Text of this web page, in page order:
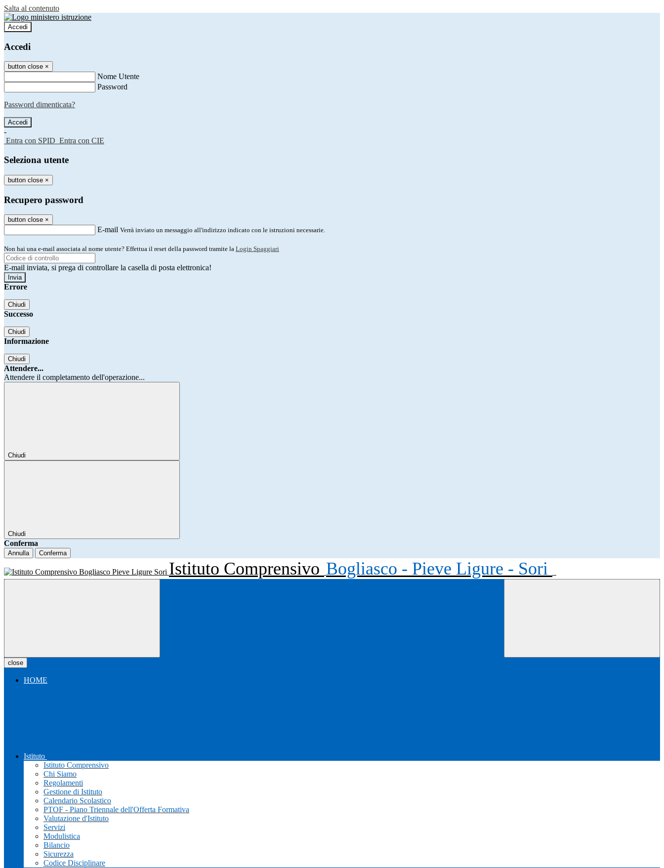
Salta al contenuto
Accedi
Accedi
button close ×
Nome Utente
Password
Password dimenticata?
-
Entra con SPID Entra con CIE
Seleziona utente
button close ×
Recupero password
button close ×
E-mail Verrà inviato un messaggio all'indirizzo indicato con le istruzioni necessarie.
Non hai una e-mail associata al nome utente? Effettua il reset della password tramite la Login Spaggiari
E-mail inviata, si prega di controllare la casella di posta elettronica!
Errore
Chiudi
Successo
Chiudi
Informazione
Chiudi
Attendere...
Attendere il completamento dell'operazione...
Chiudi
Chiudi
Conferma
Annulla Conferma
Istituto Comprensivo Bogliasco - Pieve Ligure - Sori
close
HOME
Istituto
Istituto Comprensivo
Chi Siamo
Regolamenti
Gestione di Istituto
Calendario Scolastico
PTOF - Piano Triennale dell'Offerta Formativa
Valutazione d'Istituto
Servizi
Modulistica
Bilancio
Sicurezza
Codice Disciplinare